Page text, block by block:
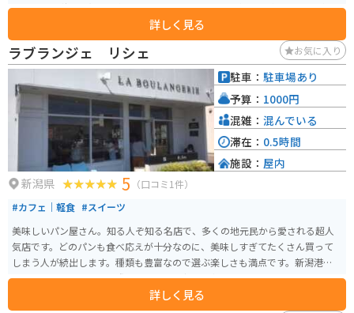
はアヤメ、秋には紅葉、冬には一面の雪景色と一年を通して楽しむことがで
詳しく見る
ラブランジェ リシェ お気に入り
新潟県 5 （口コミ1件）
#カフェ｜軽食 #スイーツ
美味しいパン屋さん。知る人ぞ知る名店で、多くの地元民から愛される超人
気店です。どのパンも食べ応えが十分なのに、美味しすぎてたくさん買って
しまう人が続出します。種類も豊富なので選ぶ楽しさも満点です。新潟港に近
いので、フェリーに乗る際のオシャレな朝食・軽食として買っていくのもオ
詳しく見る
駐車： 駐車場あり
予算： 1000円
混雑： 混んでいる
滞在： 0.5時間
施設： 屋内